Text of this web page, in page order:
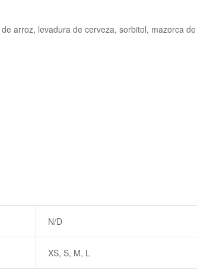
arroz, levadura de cerveza, sorbitol, mazorca
N/D
XS, S, M, L